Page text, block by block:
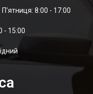
П'ятниця: 8:00 - 17:00
- 15:00